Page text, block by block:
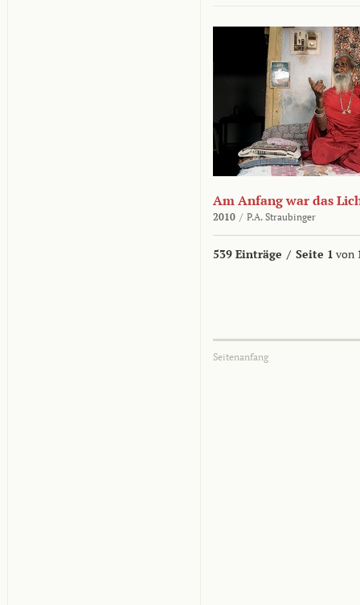
Am Anfang war das
2010 / P.A. Straubinger
539 Einträge / Seite 1 von
Seitenanfang